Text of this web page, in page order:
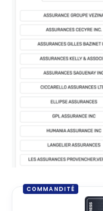
COMMANDITÉ